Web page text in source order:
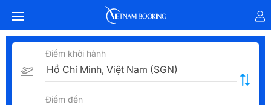
Điểm khởi hành
Điểm đến